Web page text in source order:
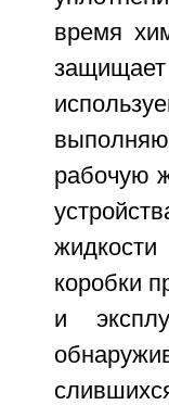
время
рабочую
коробки
и